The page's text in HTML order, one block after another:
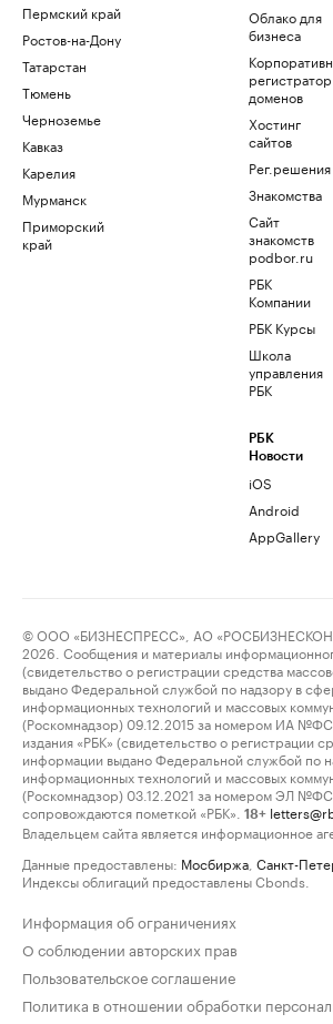
Пермский край
Ростов-на-Дону
Татарстан
Тюмень
Черноземье
Кавказ
Карелия
Мурманск
Приморский
край
Облако для
бизнеса
регистратор
доменов
Хостинг
сайтов
Рег.решения
Знакомства
Сайт
знакомств
podbor.ru
РБК
Компании
РБК Курсы
Школа
управления
РБК
РБК
Новости
iOS
Android
AppGallery
© ООО «БИЗНЕСПРЕСС», АО
2026. Сообщения и материалы
(свидетельство о регистрации средства
выдано Федеральной службой по надзору в
информационных технологий и массовых
(Роскомнадзор) 09.12.2015 за номером ИА
издания «РБК» (свидетельство о регистрации
информации выдано Федеральной службой по
информационных технологий и массовых
(Роскомнадзор) 03.12.2021 за номером ЭЛ
сопровождаются пометкой «РБК».
18+
Владельцем сайта является информационное
Данные предоставлены: Мосбиржа Санкт-
Индексы облигаций предоставлены Cbonds.
Информация об ограничениях
О соблюдении авторских прав
Пользовательское соглашение
Политика в отношении обработки